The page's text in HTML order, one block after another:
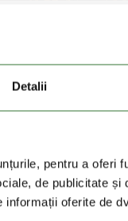
Detalii
pentru a oferi
de publicitate
oferite de
pe tot parcursul
bine pe orice tip